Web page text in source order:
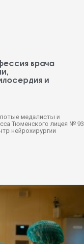
врача
и
медалисты и
Тюменского лицея № 93.
нейрохирургии